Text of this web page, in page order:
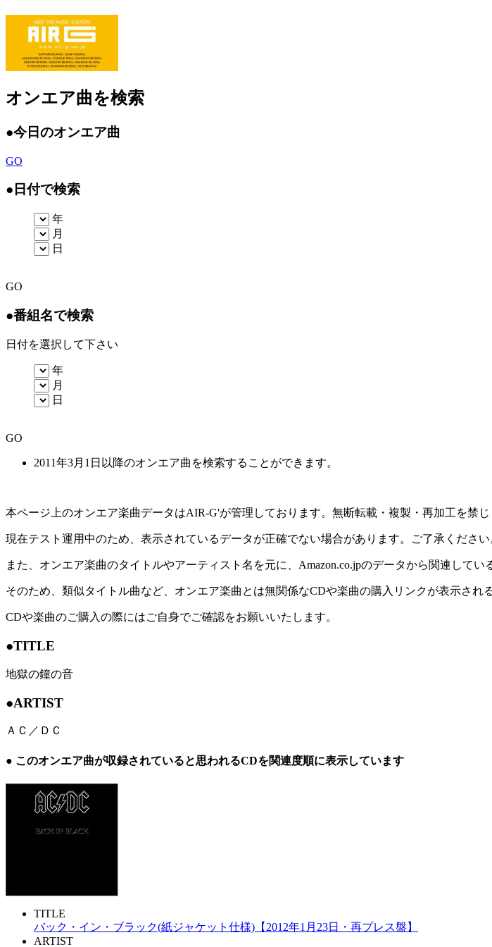
オンエア曲を検索
●今日のオンエア曲
GO
● 日付で検索
年
月
日
GO
●番組名で検索
日付を選択して下さい
年
月
日
GO
2011年3月1日以降のオンエア曲を検索することができます。
本ページ上のオンエア楽曲データはAIR-G'が管理しております。無断転載・複製・再加工を禁じ
現在テスト運用中のため、表示されているデータが正確でない場合があります。ご了承ください
また、オンエア楽曲のタイトルやアーティスト名を元に、Amazon.co.jpのデータから関連してい
そのため、類似タイトル曲など、オンエア楽曲とは無関係なCDや楽曲の購入リンクが表示され
CDや楽曲のご購入の際にはご自身でご確認をお願いいたします。
●TITLE
地獄の鐘の音
●ARTIST
ＡＣ／ＤＣ
● このオンエア曲が収録されていると思われるCDを関連度順に表示しています
TITLE
バック・イン・ブラック(紙ジャケット仕様)【2012年1月23日・再プレス盤】
ARTIST